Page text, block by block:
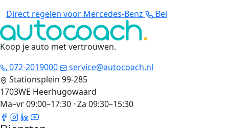
Direct regelen voor Mercedes-Benz
Bel
Koop je auto met vertrouwen.
072-2019000
service@autocoach.nl
Stationsplein 99-285
1703WE Heerhugowaard
Ma–vr 09:00–17:30 · Za 09:30–15:30